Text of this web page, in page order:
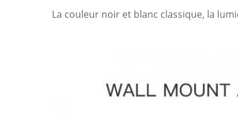
La couleur noir et blanc classique, la